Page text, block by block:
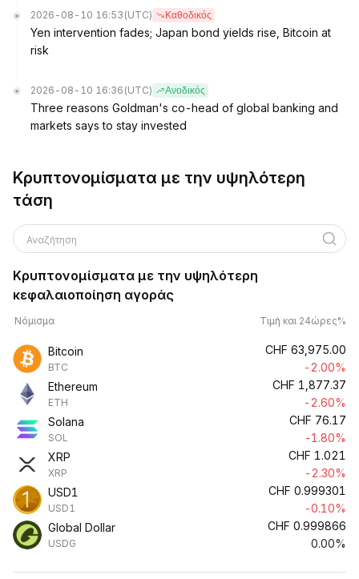
2026-08-10 16:53 (UTC) Καθοδικός
Yen intervention fades; Japan bond yields rise, Bitcoin at
risk
2026-08-10 16:36 (UTC) Ανοδικός
Three reasons Goldman's co-head of global banking and
markets says to stay invested
Κρυπτονομίσματα με την υψηλότερη
τάση
Αναζήτηση
Κρυπτονομίσματα με την υψηλότερη
κεφαλαιοποίηση αγοράς
Νόμισμα Τιμή και 24ώρες%
Bitcoin
BTC
CHF 63,975.00
-2.00%
Ethereum
ETH
CHF 1,877.37
-2.60%
Solana
SOL
CHF 76.17
-1.80%
XRP
XRP
CHF 1.021
-2.30%
USD1
USD1
CHF 0.999301
-0.10%
Global Dollar
USDG
CHF 0.999866
0.00%